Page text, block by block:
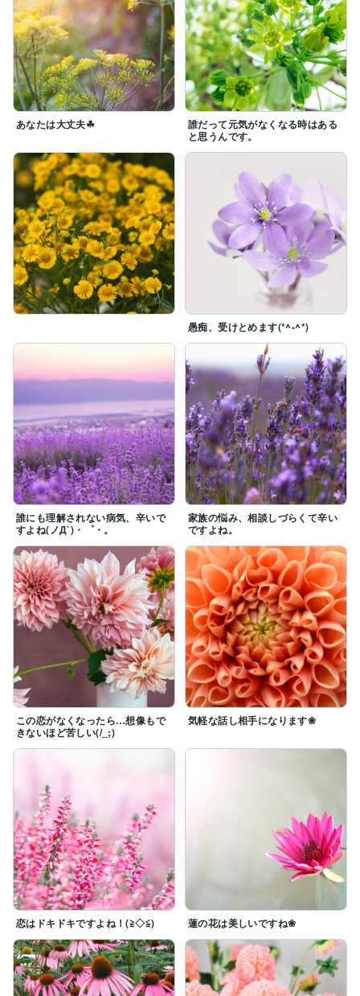
あなたは大丈夫☘
誰だって元気がなくなる時はある
と思うんです。
愚痴、受けとめます(*^-^*)
誰にも理解されない病気、辛いで
すよね(ノД`)・゜・。
家族の悩み、相談しづらくて辛い
ですよね。
この恋がなくなったら…想像もで
きないほど苦しい(/_;)
気軽な話し相手になります❀
恋はドキドキですよね！(≧◇≦) 蓮の花は美しいですね❀